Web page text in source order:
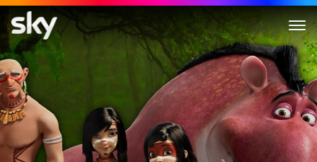
Ainbo - Princesse d'Amazonie